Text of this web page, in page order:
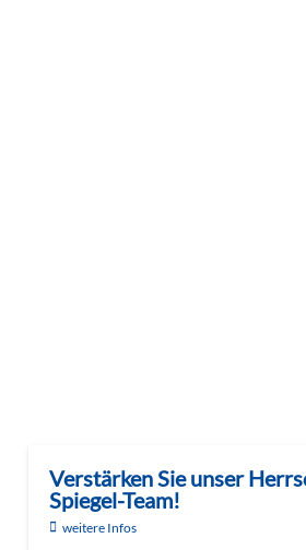
Verstärken Sie unser
Spiegel-Team!
weitere Infos